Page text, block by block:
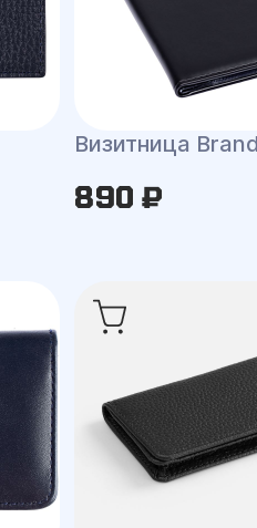
Визитница
890 ₽